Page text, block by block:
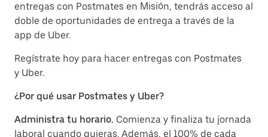
entregas con Postmates en Misión, tendrás acceso al
doble de oportunidades de entrega a través de la
app de Uber.
Regístrate hoy para hacer entregas con Postmates
y Uber.
¿Por qué usar Postmates y Uber?
Administra tu horario. Comienza y finaliza tu jornada
laboral cuando quieras. Además, el 100% de cada